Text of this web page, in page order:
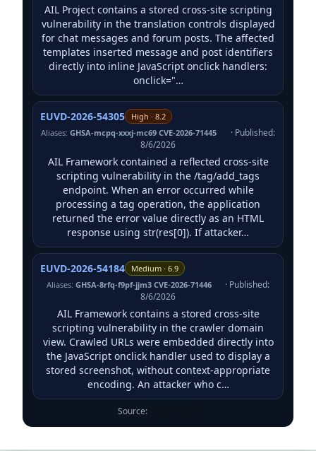
AIL Project contains a stored cross-site scripting
vulnerability in the translation controls displayed
for chat messages and forum posts. The affected
templates inserted message and post identifiers
directly into inline JavaScript onclick handlers:
onclick="…
EUVD-2026-54305
High · 8.2
Aliases:GHSA-mcpq-xxxj-mc69 CVE-2026-71445
· Published:
8/6/2026
AIL Framework contained a reflected cross-site
scripting vulnerability in the /tag/add_tags
endpoint. When an error occurred while
processing a tag operation, the application
returned the error value directly as an HTML
response using str(res[0]). If attacker…
EUVD-2026-54184
Medium · 6.9
Aliases: GHSA-8rfq-f9pf-jjm3 CVE-2026-71446
· Published:
8/6/2026
AIL Framework contains a stored cross-site
scripting vulnerability in the crawler domain
view. Crawled URLs were embedded directly into
the JavaScript onclick handler used to display a
stored screenshot, without context-appropriate
encoding. An attacker who c…
Source: